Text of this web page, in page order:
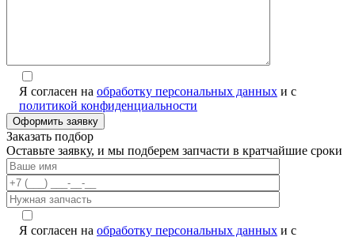
Я согласен на обработку персональных данных и с
политикой конфиденциальности
Заказать подбор
Оставьте заявку, и мы подберем запчасти в кратчайшие сроки
Я согласен на обработку персональных данных и с